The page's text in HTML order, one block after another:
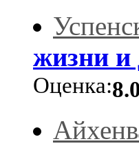
жизни и
Оценка: